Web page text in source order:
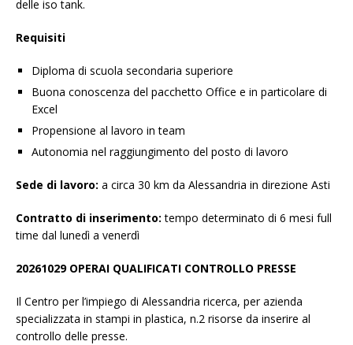
delle iso tank.
Requisiti
Diploma di scuola secondaria superiore
Buona conoscenza del pacchetto Office e in particolare di
Excel
Propensione al lavoro in team
Autonomia nel raggiungimento del posto di lavoro
Sede di lavoro: a circa 30 km da Alessandria in direzione Asti
Contratto di inserimento:tempo determinato di 6 mesi full
time dal lunedì a venerdì
20261029 OPERAI QUALIFICATI CONTROLLO PRESSE
Il Centro per l’impiego di Alessandria ricerca, per azienda
specializzata in stampi in plastica, n.2 risorse da inserire al
controllo delle presse.